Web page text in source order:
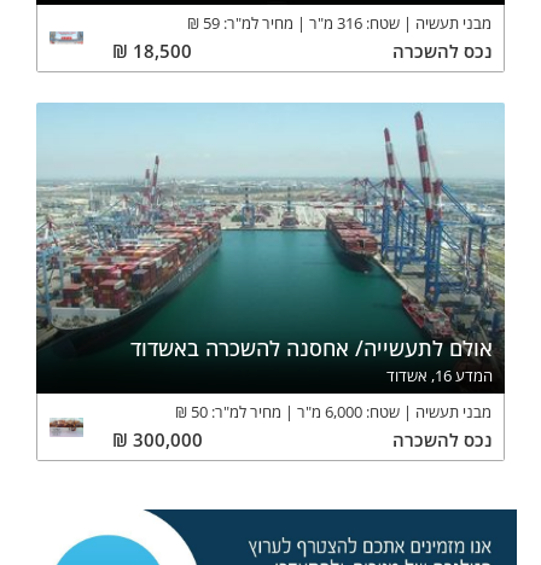
מבני תעשיה
שטח: 316 מ"ר מחיר למ"ר: 59
₪
נכס להשכרה 18,500
₪
אולם לתעשייה/ אחסנה להשכרה באשדוד
המדע 16, אשדוד
מבני תעשיה
שטח: 6,000 מ"ר מחיר למ"ר: 50
₪
נכס להשכרה 300,000
₪